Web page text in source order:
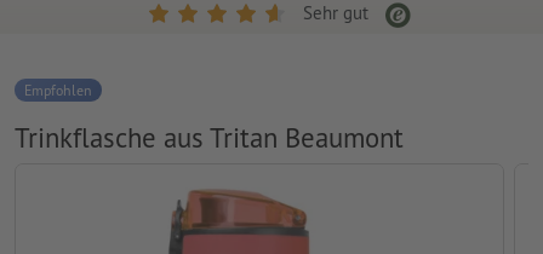
Sehr gut
Empfohlen
Trinkflasche aus Tritan Beaumont